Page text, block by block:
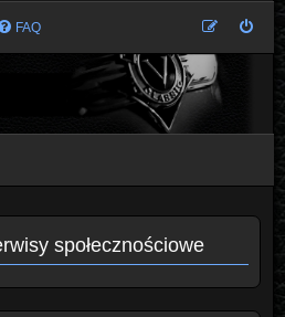
FAQ
społecznościowe